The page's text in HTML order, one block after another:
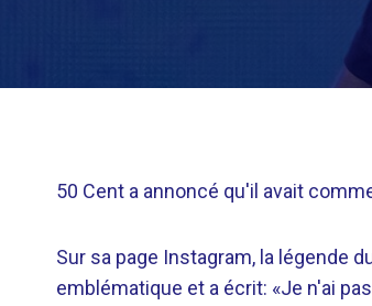
50 Cent a annoncé qu'il avait
Sur sa page Instagram, la légende
emblématique et a écrit: «Je n'ai